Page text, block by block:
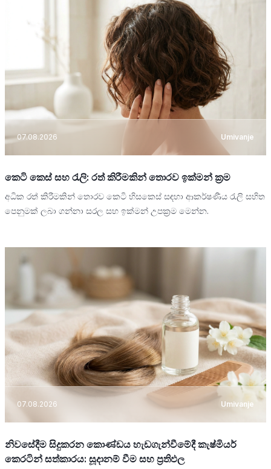
07.08.2026 Umivanje
කෙටි කෙස් සහ රැලි: රත් කිරීමකින් තොරව ඉක්මන් ක්‍රම
අධික රත් කිරීමකින් තොරව කෙටි හිසකෙස් සඳහා ආකර්ෂණීය රැලි සහිත
පෙනුමක් ලබා ගන්නා සරල සහ ඉක්මන් උපක්‍රම මෙන්න.
07.08.2026 Umivanje
නිවසේදීම සිදුකරන කොණ්ඩය හැඩගැන්වීමේදී කැෂ්මියර්
කෙරටින් සත්කාරය: සූදානම් වීම සහ ප්‍රතිඵල